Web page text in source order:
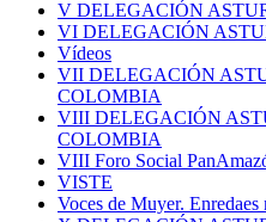
V DELEGACIÓN
VI DELEGACIÓN
Vídeos
VII DELEGACIÓN
COLOMBIA
VIII DELEGACIÓN
COLOMBIA
VIII Foro Social
VISTE
Voces de Muyer.